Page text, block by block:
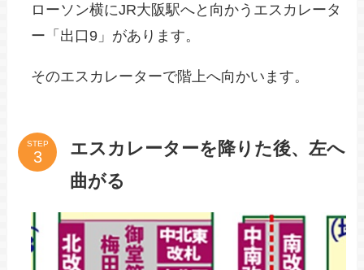
ローソン横にJR大阪駅へと向かうエスカレータ
ー「出口9」があります。
そのエスカレーターで階上へ向かいます。
STEP
エスカレーターを降りた後、左へ
曲がる